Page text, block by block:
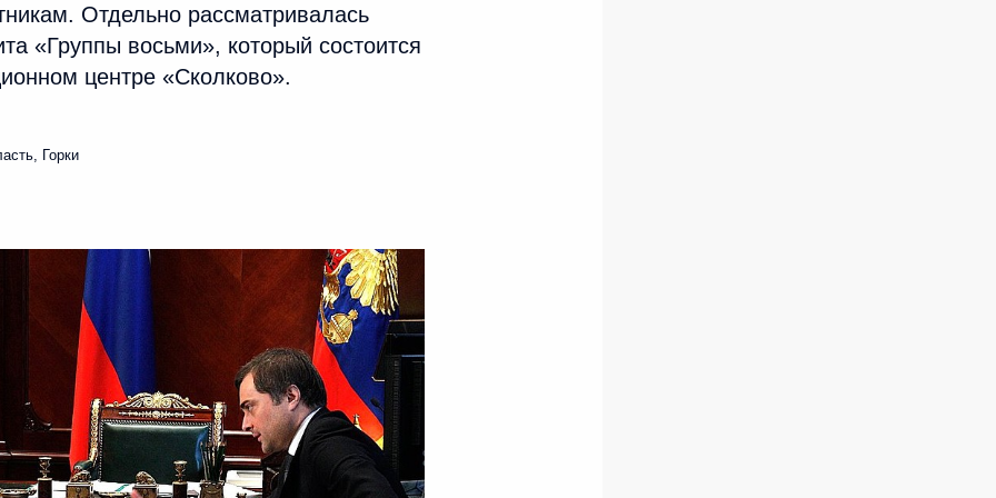
Синдзо Абэ
«Группы восьми»
Отдельно рассматривалась
«Группы восьми», который состоится
центре «Сколково».
Горки